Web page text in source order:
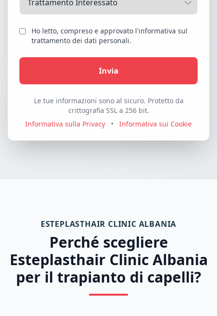
Ho letto, compreso e approvato l'informativa sul
trattamento dei dati personali.
Invia
Le tue informazioni sono al sicuro. Protetto da
crittografia SSL a 256 bit.
Informativa sulla Privacy
• Informativa sui Cookie
ESTEPLASTHAIR CLINIC ALBANIA
Perché scegliere
Esteplasthair Clinic Albania
per il trapianto di capelli?